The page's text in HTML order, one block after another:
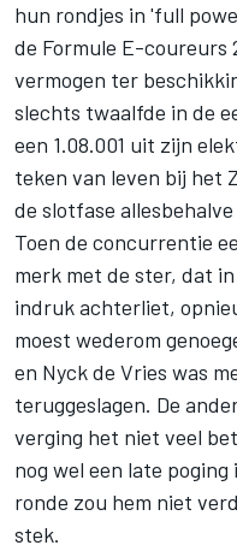
hun rondjes in 'full
de Formule E-coureurs
vermogen ter
slechts twaalfde in de
een 1.08.001 uit zijn
teken van leven bij het
de slotfase
Toen de concurrentie
merk met de ster, dat
indruk achterliet,
moest wederom
en Nyck de Vries was
teruggeslagen. De
verging het niet veel
nog wel een late
ronde zou hem niet
stek.